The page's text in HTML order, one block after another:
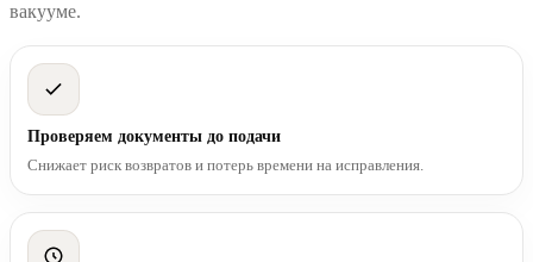
вакууме.
Проверяем документы до подачи
Снижает риск возвратов и потерь времени на исправления.